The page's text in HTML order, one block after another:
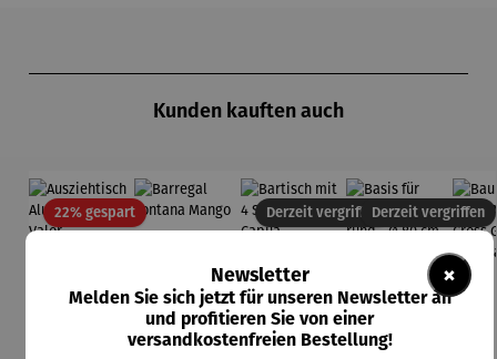
Kunden kauften auch
22% gespartRabatt Derzeit vergriffenDerzeit vergriffen
×
Newsletter
Melden Sie sich jetzt für unseren Newsletter an
und profitieren Sie von einer
versandkostenfreien Bestellung!